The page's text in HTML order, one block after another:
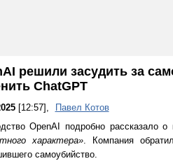
решили засудить за
ChatGPT
[12:57],
Павел Котов
OpenAI подробно рассказало
характера». Компания
самоубийство.